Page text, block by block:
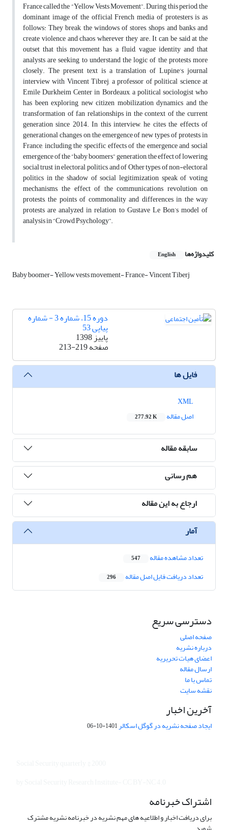
France called the “Yellow Vests Movement”. During this period, the
dominant image of the official French media of protesters is as
follows: They break the windows of stores, shops and banks and
create violence and chaos wherever they are. It can be said at the
outset that this movement has a fluid, vague identity and that
analysts are seeking to understand the logic of the protests more
closely. The present text is a translation of Lupine’s journal
interview with Vincent Tibrej, a professor of political science at
Emile Durkheim Center in Bordeaux, a political sociologist who
has been exploring new citizen mobilization dynamics and the
transformation of fan relationships in the context of the current
generation since 2014. In this interview, he cites the effects of
generational changes on the emergence of new types of protests in
France, including the specific effects of the emergence and social
emergence of the “baby boomers” generation, the effect of lowering
social trust in electoral politics, and of Other types of non-electoral
politics in the shadow of social legitimization speak of voting
mechanisms, the effect of the communications revolution on
protests, the points of commonality and differences in the way
protests are analyzed in relation to Gustave Le Bon’s model of
analysis in “Crowd Psychology”.
کلیدواژه‌ها English
Baby boomer- Yellow vests movement- France- Vincent Tiberj
دوره 15، شماره 3 - شماره
پیاپی 53
پاییز 1398
صفحه213-219
فایل ها
اصل مقاله
277.92 K
سابقه مقاله
هم رسانی
ارجاع به این مقاله
آمار
تعداد مشاهده مقاله 547
تعداد دریافت فایل اصل مقاله 296
دسترسی سریع
صفحه اصلی
درباره نشریه
اعضای هیات تحریریه
ارسال مقاله
تماس با ما
نقشه سایت
آخرین اخبار
ایجاد صفحه نشریه در گوگل اسکالر1401-10-06
اشتراک خبرنامه
برای دریافت اخبار و اطلاعیه های مهم نشریه در خبرنامه نشریه مشترک